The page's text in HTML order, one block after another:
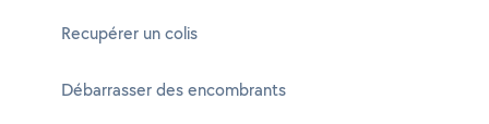
Recupérer un colis
Débarrasser des encombrants